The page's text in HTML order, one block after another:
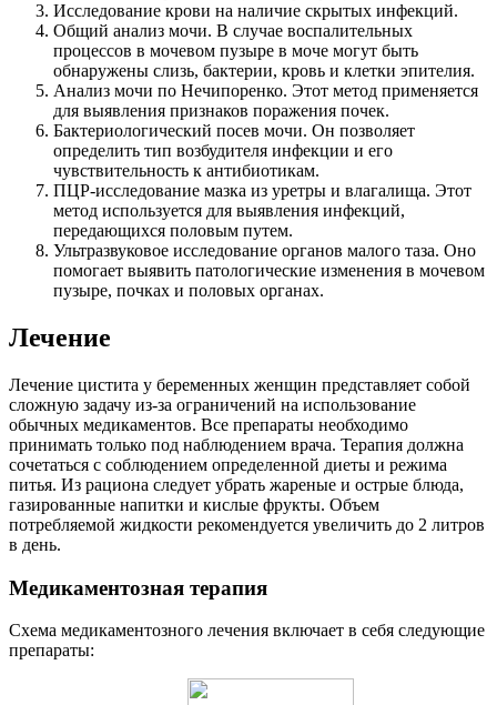
Исследование крови на наличие скрытых инфекций.
Общий анализ мочи. В случае воспалительных
процессов в мочевом пузыре в моче могут быть
обнаружены слизь, бактерии, кровь и клетки эпителия.
Анализ мочи по Нечипоренко. Этот метод применяется
для выявления признаков поражения почек.
Бактериологический посев мочи. Он позволяет
определить тип возбудителя инфекции и его
чувствительность к антибиотикам.
ПЦР-исследование мазка из уретры и влагалища. Этот
метод используется для выявления инфекций,
передающихся половым путем.
Ультразвуковое исследование органов малого таза. Оно
помогает выявить патологические изменения в мочевом
пузыре, почках и половых органах.
Лечение
Лечение цистита у беременных женщин представляет собой
сложную задачу из-за ограничений на использование
обычных медикаментов. Все препараты необходимо
принимать только под наблюдением врача. Терапия должна
сочетаться с соблюдением определенной диеты и режима
питья. Из рациона следует убрать жареные и острые блюда,
газированные напитки и кислые фрукты. Объем
потребляемой жидкости рекомендуется увеличить до 2 литров
в день.
Медикаментозная терапия
Схема медикаментозного лечения включает в себя следующие
препараты: